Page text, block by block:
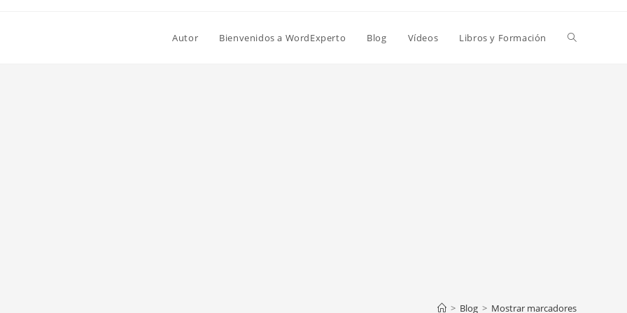
Autor Bienvenidos a WordExperto Blog Vídeos Libros y Formación Alternar
> Blog > Mostrar marcadores